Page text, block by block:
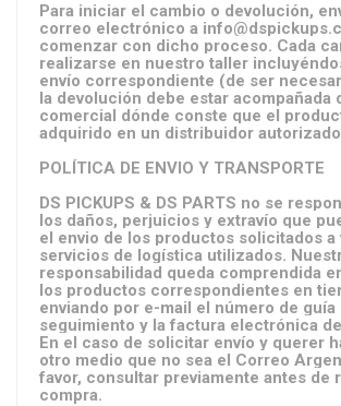
Para iniciar el cambio o devolución,
correo electrónico a
comenzar con dicho proceso. Cada
realizarse en nuestro taller
envío correspondiente (de ser
la devolución debe estar acompañada
comercial dónde conste que el
adquirido en un distribuidor
POLÍTICA DE ENVIO Y TRANSPORTE
DS PICKUPS & DS PARTS no se
los daños, perjuicios y extravío que
el envio de los productos solicitados a
servicios de logística utilizados.
responsabilidad queda comprendida
los productos correspondientes en
enviando por e-mail el número de guía
seguimiento y la factura electrónica
En el caso de solicitar envío y querer
otro medio que no sea el Correo
favor, consultar previamente antes de
compra.